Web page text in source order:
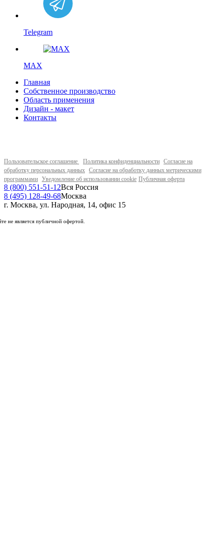
Telegram
MAX
Главная
Собственное производство
Область применения
Дизайн - макет
Контакты
Пользовательское соглашение Политика конфиденциальности Согласие на
обработку персональных данных Согласие на обработку данных метрическими
программами Уведомление об использовании cookie Публичная оферта
8 (800) 551-51-12Вся Россия
8 (495) 128-49-68Москва
г. Москва, ул. Народная, 14, офис 15
не является публичной офертой.